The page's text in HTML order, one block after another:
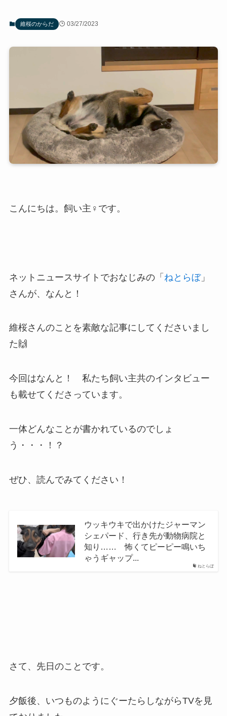
維桜のからだ 03/27/2023
こんにちは。飼い主♀です。
ネットニュースサイトでおなじみの「 ねとらぼ」
さんが、なんと！
維桜さんのことを素敵な記事にしてくださいまし
た🙌
今回はなんと！ 私たち飼い主共のインタビュー
も載せてくださっています。
一体どんなことが書かれているのでしょ
う・・・！？
ぜひ、読んでみてください！
ねとらぼ
ウッキウキで出かけたジャーマン
シェパード、行き先が動物病院と
知り…… 怖くてピーピー鳴いち
ゃうギャップ...
さて、先日のことです。
夕飯後、いつものようにぐーたらしながらTVを見